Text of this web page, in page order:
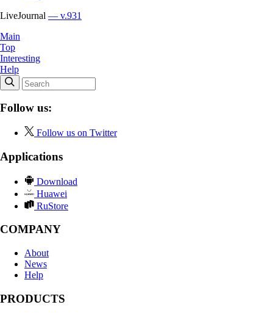
LiveJournal — v.931
Main
Top
Interesting
Help
Follow us:
Follow us on Twitter
Applications
Download
Huawei
RuStore
COMPANY
About
News
Help
PRODUCTS